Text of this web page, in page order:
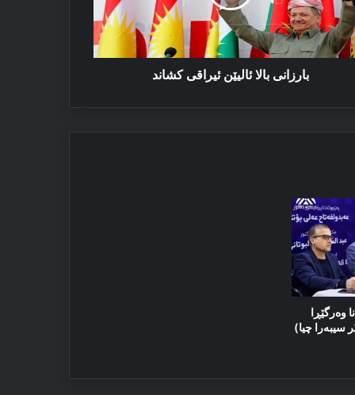
بارزانی بالا ئالیێن ئیراقی كشاند
وەرگێڕا
سیبەرا چیا)